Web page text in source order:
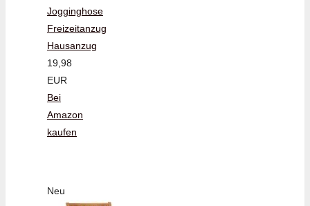
Jogginghose
Freizeitanzug
Hausanzug
19,98
EUR
Bei
Amazon
kaufen
Neu